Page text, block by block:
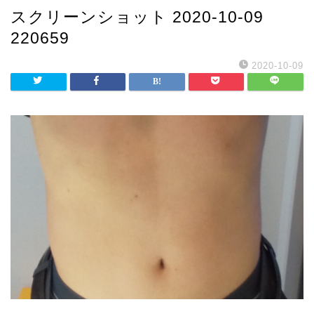
スクリーンショット 2020-10-09
220659
2020-10-09